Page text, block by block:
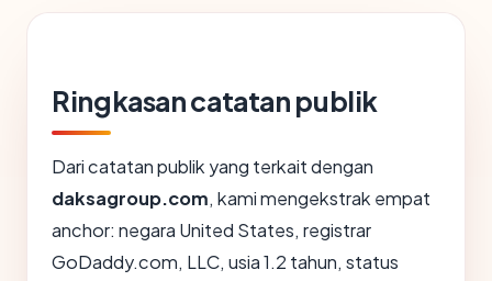
Ringkasan catatan publik
Dari catatan publik yang terkait dengan
daksagroup.com, kami mengekstrak empat
anchor: negara United States, registrar
GoDaddy.com, LLC, usia 1.2 tahun, status